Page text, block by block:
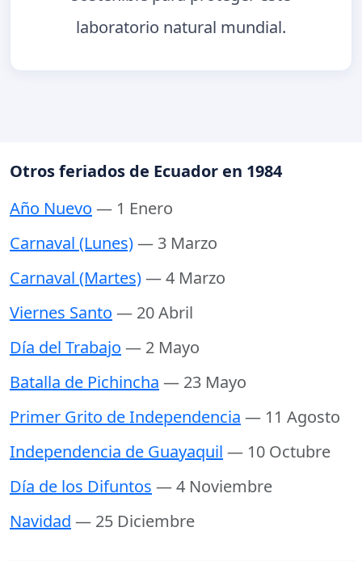
laboratorio natural mundial.
Otros feriados de Ecuador en 1984
Año Nuevo — 1 Enero
Carnaval (Lunes)— 3 Marzo
Carnaval (Martes)— 4 Marzo
Viernes Santo — 20 Abril
Día del Trabajo — 2 Mayo
Batalla de Pichincha — 23 Mayo
Primer Grito de Independencia — 11 Agosto
Independencia de Guayaquil — 10 Octubre
Día de los Difuntos — 4 Noviembre
Navidad — 25 Diciembre